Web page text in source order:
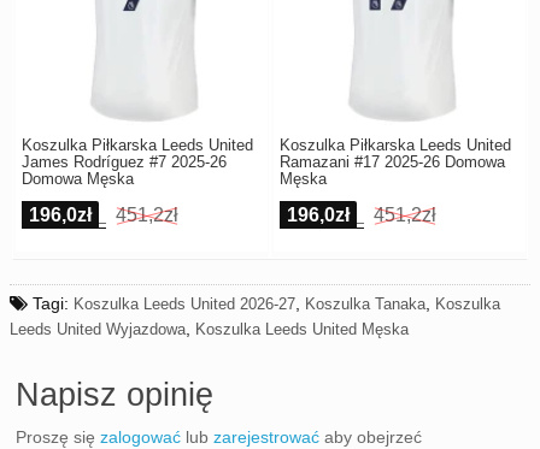
Koszulka Piłkarska Leeds United
James Rodríguez #7 2025-26
Domowa Męska
196,0zł 451,2zł
Koszulka Piłkarska Leeds United
Ramazani #17 2025-26 Domowa
Męska
196,0zł 451,2zł
Tagi: Koszulka Leeds United 2026-27, Koszulka Tanaka, Koszulka
Leeds United Wyjazdowa, Koszulka Leeds United Męska
Napisz opinię
Proszę się zalogować lub zarejestrować aby obejrzeć